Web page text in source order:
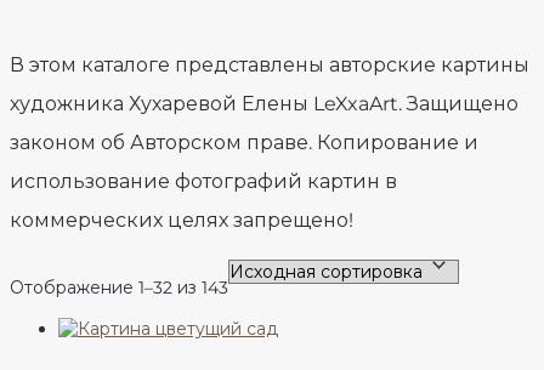
В этом каталоге представлены авторские картины
художника Хухаревой Елены LeXxaArt. Защищено
законом об Авторском праве. Копирование и
использование фотографий картин в
коммерческих целях запрещено!
Отображение 1–32 из 143